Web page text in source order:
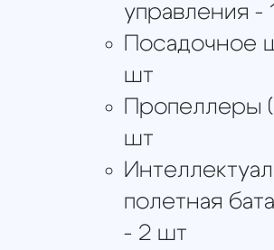
DJI X4S 20Mp, в составе:
Бортовой
мультисистемный
L1/L2 ГНСС приемник
TOPODRONE PPK - 1 шт
камера DJI X4S 20Mp -
1 шт
Съемная ГНСС L1/L2
Складная стойка для